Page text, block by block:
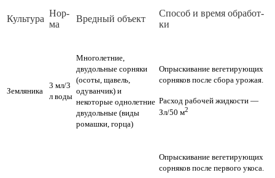
Куль­ту­ра
Нор­
ма
Вред­ный объ­ект
Спо­соб и вре­мя об­ра­бот­
ки
Земляника
3 мл/3
л воды
Многолетние,
двудольные сорняки
(осоты, щавель,
одуванчик) и
некоторые однолетние
двудольные (виды
ромашки, горца)
Опрыскивание вегетирующих
сорняков после сбора урожая.
Расход рабочей жидкости —
Зл/50 м2
Опрыскивание вегетирующих
сорняков после первого укоса.